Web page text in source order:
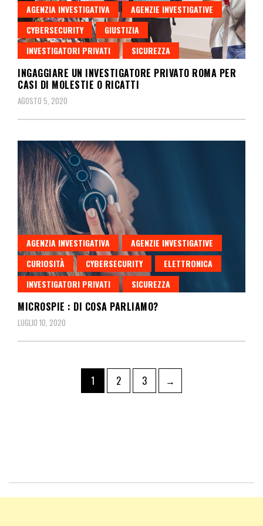
AGENZIA INVESTIGATIVA
AGENZIE INVESTIGATIVE
CYBERSECURITY
GIUSTIZIA
INVESTIGATORI PRIVATI
SICUREZZA
INGAGGIARE UN INVESTIGATORE PRIVATO ROMA PER
CASI DI MOLESTIE O RICATTI
AGOSTO 5, 2020
AGENZIA INVESTIGATIVA
AGENZIE INVESTIGATIVE
CURIOSITÀ
CYBERSECURITY
ELETTRONICA
INVESTIGATORI PRIVATI
SICUREZZA
MICROSPIE : DI COSA PARLIAMO?
LUGLIO 10, 2020
1 2 3 →